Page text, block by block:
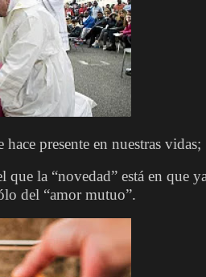
presente en nuestras vidas;
la “novedad” está en que
del “amor mutuo”.